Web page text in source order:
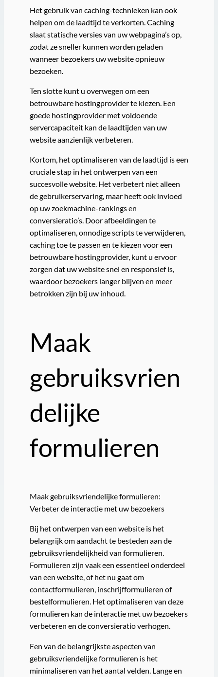
Het gebruik van caching-technieken kan ook
helpen om de laadtijd te verkorten. Caching
slaat statische versies van uw webpagina’s op,
zodat ze sneller kunnen worden geladen
wanneer bezoekers uw website opnieuw
bezoeken.
Ten slotte kunt u overwegen om een
betrouwbare hostingprovider te kiezen. Een
goede hostingprovider met voldoende
servercapaciteit kan de laadtijden van uw
website aanzienlijk verbeteren.
Kortom, het optimaliseren van de laadtijd is een
cruciale stap in het ontwerpen van een
succesvolle website. Het verbetert niet alleen
de gebruikerservaring, maar heeft ook invloed
op uw zoekmachine-rankings en
conversieratio’s. Door afbeeldingen te
optimaliseren, onnodige scripts te verwijderen,
caching toe te passen en te kiezen voor een
betrouwbare hostingprovider, kunt u ervoor
zorgen dat uw website snel en responsief is,
waardoor bezoekers langer blijven en meer
betrokken zijn bij uw inhoud.
Maak
gebruiksvrien
delijke
formulieren
Maak gebruiksvriendelijke formulieren:
Verbeter de interactie met uw bezoekers
Bij het ontwerpen van een website is het
belangrijk om aandacht te besteden aan de
gebruiksvriendelijkheid van formulieren.
Formulieren zijn vaak een essentieel onderdeel
van een website, of het nu gaat om
contactformulieren, inschrijfformulieren of
bestelformulieren. Het optimaliseren van deze
formulieren kan de interactie met uw bezoekers
verbeteren en de conversieratio verhogen.
Een van de belangrijkste aspecten van
gebruiksvriendelijke formulieren is het
minimaliseren van het aantal velden. Lange en